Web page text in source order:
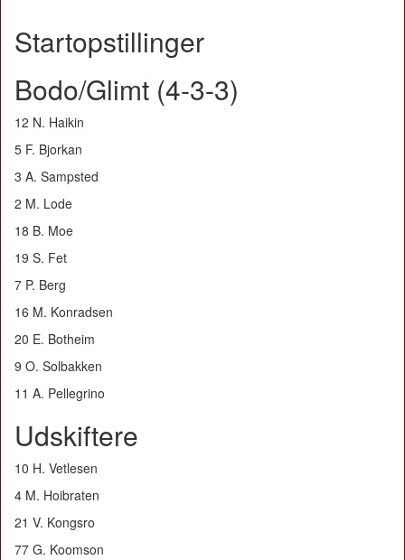
Startopstillinger
Bodo/Glimt (4-3-3)
12 N. Haikin
5 F. Bjorkan
3 A. Sampsted
2 M. Lode
18 B. Moe
19 S. Fet
7 P. Berg
16 M. Konradsen
20 E. Botheim
9 O. Solbakken
11 A. Pellegrino
Udskiftere
10 H. Vetlesen
4 M. Hoibraten
21 V. Kongsro
77 G. Koomson